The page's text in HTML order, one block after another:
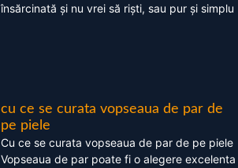
însărcinată și nu vrei să riști, sau pur și simplu
cu ce se curata vopseaua de par de
pe piele
Cu ce se curata vopseaua de par de pe piele
Vopseaua de par poate fi o alegere excelenta